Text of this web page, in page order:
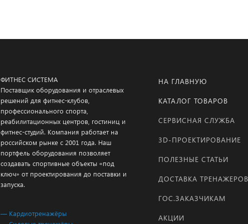
ФИТНЕС СИСТЕМА
Поставщик оборудования и отраслевых
решений для фитнес-клубов,
профессионального спорта,
реабилитационных центров, гостиниц и
фитнес-студий. Компания работает на
российском рынке с 2001 года. Наш
портфель оборудования позволяет
создавать спортивные объекты «под
ключ» от проектирования до поставки и
запуска.
— Кардиотренажёры
НА ГЛАВНУЮ
КАТАЛОГ ТОВАРОВ
СЕРВИСНАЯ СЛУЖБА
3D-ПРОЕКТИРОВАНИЕ
ПОЛЕЗНЫЕ СТАТЬИ
ДОСТАВКА ТРЕНАЖЕРОВ
ГОС.ЗАКАЗЧИКАМ
АКЦИИ